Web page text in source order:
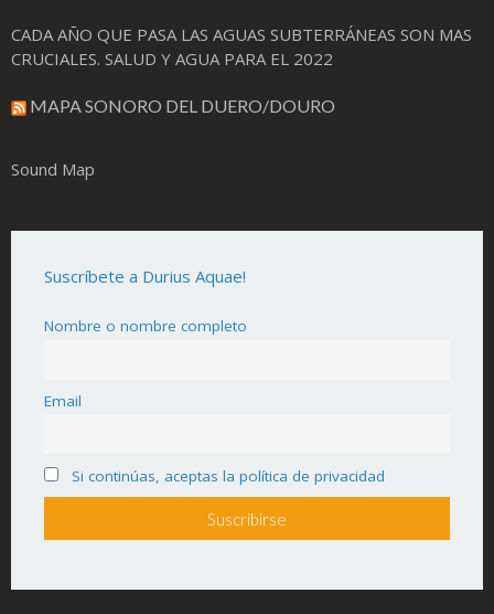
CADA AÑO QUE PASA LAS AGUAS SUBTERRÁNEAS SON MAS
CRUCIALES. SALUD Y AGUA PARA EL 2022
MAPA SONORO DEL DUERO/DOURO
Sound Map
Suscríbete a Durius Aquae!
Nombre o nombre completo
Email
Si continúas, aceptas la política de privacidad